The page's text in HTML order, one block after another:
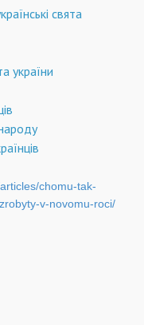
свята
україни
chomu-tak-
v-novomu-roci/